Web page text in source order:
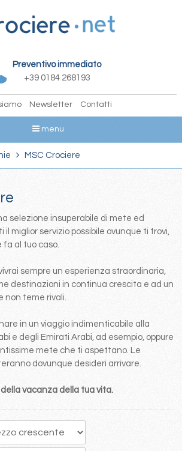
Preventivo immediato
+39 0184 268193
Newsletter Contatti
menu
MSC Crociere
selezione insuperabile di mete ed
miglior servizio possibile ovunque ti trovi,
fa al tuo caso.
sempre un esperienza straordinaria,
destinazioni in continua crescita e ad un
non teme rivali.
in un viaggio indimenticabile alla
e degli Emirati Arabi, ad esempio, oppure
mete che ti aspettano. Le
dovunque desideri arrivare.
vacanza della tua vita.